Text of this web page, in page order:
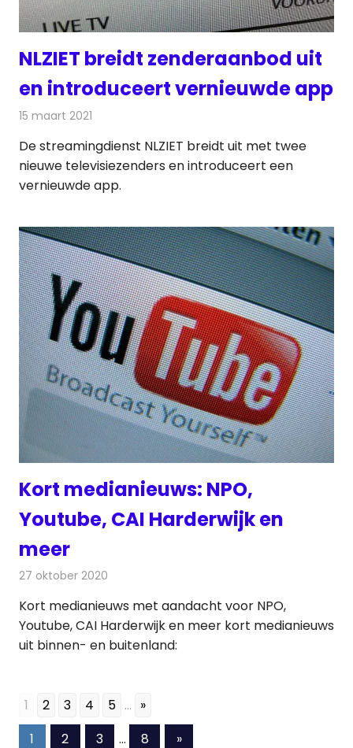
NLZIET breidt zenderaanbod uit
en introduceert vernieuwde app
15 maart 2021
De streamingdienst NLZIET breidt uit met twee
nieuwe televisiezenders en introduceert een
vernieuwde app.
Kort medianieuws: NPO,
Youtube, CAI Harderwijk en
meer
27 oktober 2020
Kort medianieuws met aandacht voor NPO,
Youtube, CAI Harderwijk en meer kort medianieuws
uit binnen- en buitenland:
1 2 3 4 5 ... »
Berichten
1 2 3 … 8 Volgende
»